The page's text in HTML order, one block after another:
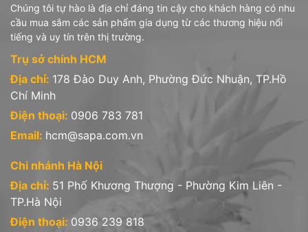
Chúng tôi tự hào là địa chỉ đáng tin cậy cho khách hàng có nhu
cầu mua sắm các sản phẩm gia dụng từ các thương hiệu nổi
tiếng và uy tín trên thị trường.
Trụ sở chính HCM
Địa chỉ: 178 Đào Duy Anh, Phường Đức Nhuận, TP.Hồ
Chí Minh
Điện thoại: 0906 783 781
Email: hcm@sapa.com.vn
Chi nhánh Hà Nội
Địa chỉ: 51 Phố Khương Thượng - Phường Kim Liên -
TP.Hà Nội
Điện thoại: 0936 239 818